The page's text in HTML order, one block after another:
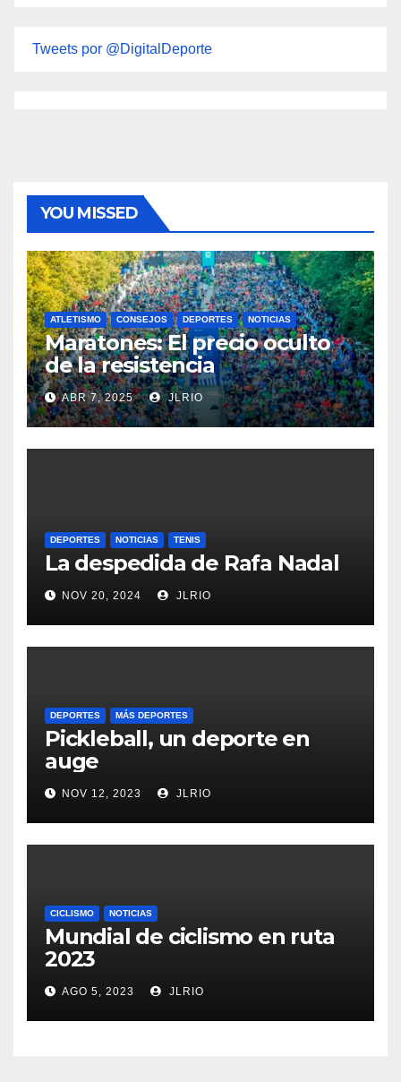
Tweets por @DigitalDeporte
YOU MISSED
ATLETISMO CONSEJOS DEPORTES NOTICIAS
Maratones: El precio oculto
de la resistencia
ABR 7, 2025 JLRIO
DEPORTES NOTICIAS TENIS
La despedida de Rafa Nadal
NOV 20, 2024 JLRIO
DEPORTES MÁS DEPORTES
Pickleball, un deporte en
auge
NOV 12, 2023 JLRIO
CICLISMO NOTICIAS
Mundial de ciclismo en ruta
2023
AGO 5, 2023 JLRIO